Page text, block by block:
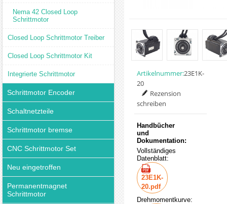
Nema 42 Closed Loop
Schrittmotor
Closed Loop Schrittmotor Treiber
Closed Loop Schrittmotor Kit
Integrierte Schrittmotor
Schrittmotor Encoder
Schaltnetzteile
Schrittmotor bremse
CNC Schrittmotor Set
Neu eingetroffen
Permanentmagnet
Schrittmotor
Artikelnummer:23E1K-
20
Rezension
schreiben
Handbücher
und
Dokumentation:
Vollständiges
Datenblatt:
23E1K-
20.pdf
Drehmomentkurve: